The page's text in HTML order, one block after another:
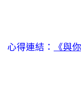
心得連結： 《與